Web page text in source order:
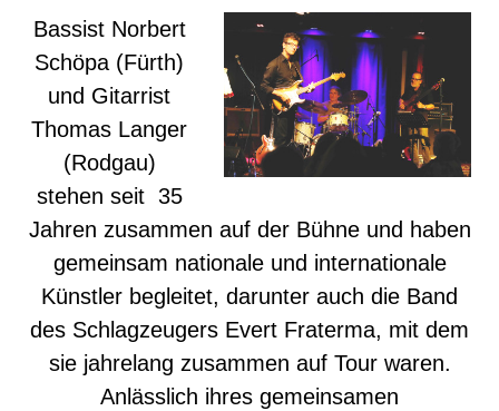
Bassist Norbert
Schöpa (Fürth)
und Gitarrist
Thomas Langer
(Rodgau)
stehen seit 35
Jahren zusammen auf der Bühne und haben
gemeinsam nationale und internationale
Künstler begleitet, darunter auch die Band
des Schlagzeugers Evert Fraterma, mit dem
sie jahrelang zusammen auf Tour waren.
Anlässlich ihres gemeinsamen